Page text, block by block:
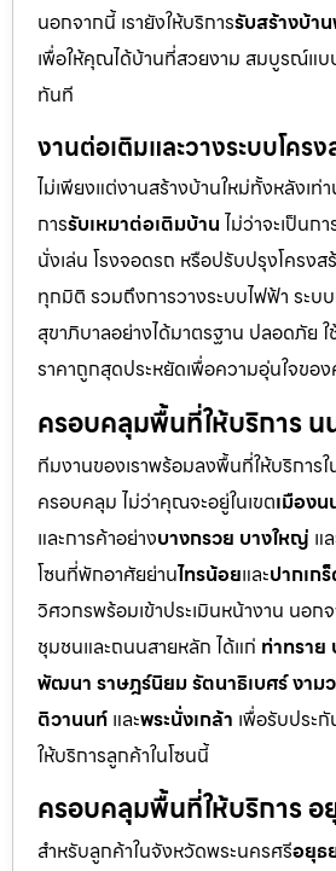
นอกจากนี้ เรายังให้บริการรับสร้างบ้า
เพื่อให้คุณได้บ้านที่สวยงาม สมบูรณ์แบ
ทันที
งานต่อเติมและวางระบบโครง
ไม่เพียงแต่งานสร้างบ้านใหม่ทั้งหลังเท่
การรับเหมาต่อเติมบ้าน ไม่ว่าจะเป็นก
นั่งเล่น โรงจอดรถ หรือปรับปรุงโครงส
ทุกมิติ รวมถึงการวางระบบไฟฟ้า ระบบ
สุขาภิบาลอย่างได้มาตรฐาน ปลอดภัย ใ
ราคาถูกสุดประหยัดเพื่อความอุ่นใจขอ
ครอบคลุมพื้นที่ให้บริการ น
ทีมงานของเราพร้อมลงพื้นที่ให้บริการ
ครอบคลุม ไม่ว่าคุณจะอยู่ในเขตเมือง
และการค้าอย่างบางกรวย บางใหญ่ แ
โซนที่พักอาศัยย่านไทรน้อยและปากเก
วิศวกรพร้อมเข้าประเมินหน้างาน นอ
ชุมชนและถนนสายหลัก ได้แก่ ท่าทราย
พัฒนา ราษฎร์นิยม รัตนาธิเบศร์ งาม
ติวานนท์ และพระนั่งเกล้า เพื่อรับประ
ให้บริการลูกค้าในโซนนี้
ครอบคลุมพื้นที่ให้บริการ อ
สำหรับลูกค้าในจังหวัดพระนครศรีอยุธ